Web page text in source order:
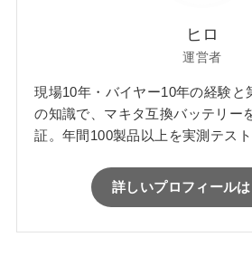
ヒロ
運営者
現場10年・バイヤー10年の経験と
の知識で、マキタ互換バッテリー
証。年間100製品以上を実測テスト
詳しいプロフィール